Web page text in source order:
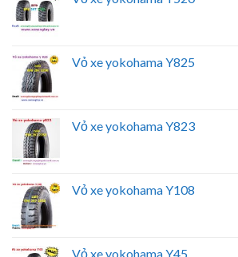
Vỏ xe yokohama Y825
Vỏ xe yokohama Y823
Vỏ xe yokohama Y108
Vỏ xe yokohama Y45